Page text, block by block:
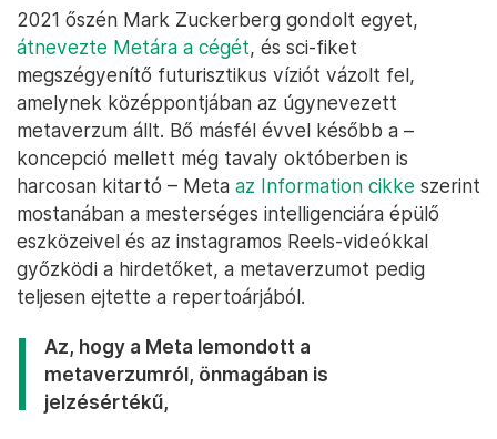
2021 őszén Mark Zuckerberg gondolt egyet,
átnevezte Metára a cégét, és sci-fiket
megszégyenítő futurisztikus víziót vázolt fel,
amelynek középpontjában az úgynevezett
metaverzum állt. Bő másfél évvel később a –
koncepció mellett még tavaly októberben is
harcosan kitartó – Meta az Information cikke szerint
mostanában a mesterséges intelligenciára épülő
eszközeivel és az instagramos Reels-videókkal
győzködi a hirdetőket, a metaverzumot pedig
teljesen ejtette a repertoárjából.
Az, hogy a Meta lemondott a
metaverzumról, önmagában is
jelzésértékű,